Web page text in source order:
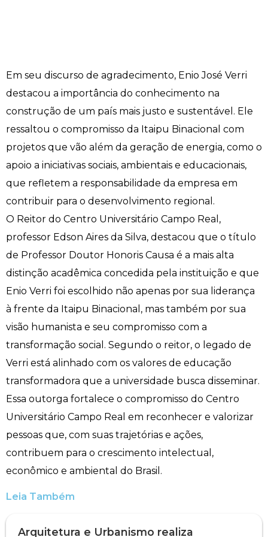
Em seu discurso de agradecimento, Enio José Verri
destacou a importância do conhecimento na
construção de um país mais justo e sustentável. Ele
ressaltou o compromisso da Itaipu Binacional com
projetos que vão além da geração de energia, como o
apoio a iniciativas sociais, ambientais e educacionais,
que refletem a responsabilidade da empresa em
contribuir para o desenvolvimento regional.
O Reitor do Centro Universitário Campo Real,
professor Edson Aires da Silva, destacou que o título
de Professor Doutor Honoris Causa é a mais alta
distinção acadêmica concedida pela instituição e que
Enio Verri foi escolhido não apenas por sua liderança
à frente da Itaipu Binacional, mas também por sua
visão humanista e seu compromisso com a
transformação social. Segundo o reitor, o legado de
Verri está alinhado com os valores de educação
transformadora que a universidade busca disseminar.
Essa outorga fortalece o compromisso do Centro
Universitário Campo Real em reconhecer e valorizar
pessoas que, com suas trajetórias e ações,
contribuem para o crescimento intelectual,
econômico e ambiental do Brasil.
Leia Também
Arquitetura e Urbanismo realiza